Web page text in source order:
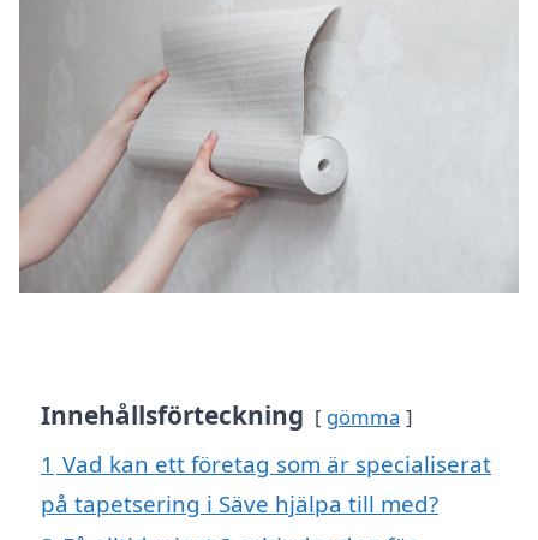
Innehållsförteckning gömma
1 Vad kan ett företag som är specialiserat
på tapetsering i Säve hjälpa till med?